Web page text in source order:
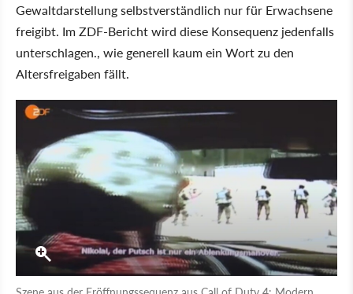
Gewaltdarstellung selbstverständlich nur für Erwachsene
freigibt. Im ZDF-Bericht wird diese Konsequenz jedenfalls
unterschlagen., wie generell kaum ein Wort zu den
Altersfreigaben fällt.